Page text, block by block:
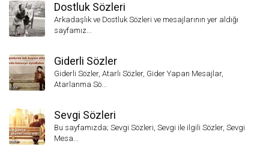
Dostluk Sözleri
Arkadaşlık ve Dostluk Sözleri ve mesajlarının yer aldığı
sayfamız...
Giderli Sözler
Giderli Sözler, Atarlı Sözler, Gider Yapan Mesajlar,
Atarlanma Sö...
Sevgi Sözleri
Bu sayfamızda; Sevgi Sözleri, Sevgi ile ilgili Sözler, Sevgi
Mesa...